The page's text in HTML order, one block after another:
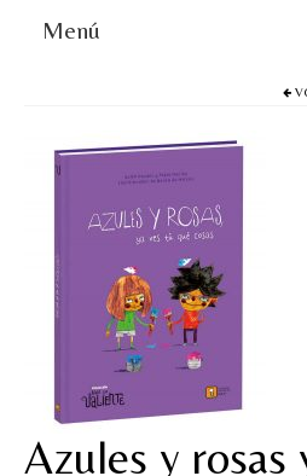
Menú
Juegos y puzles
Materiales de juego
Artesanía Waldorf
Hecho a mano
Tote bag
Papelería
TIENDA
Azules y rosas